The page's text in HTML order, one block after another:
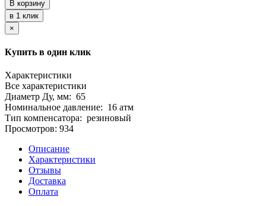
×
Купить в один клик
Характеристики
Все характеристики
Диаметр Ду, мм: 65
Номинальное давление: 16 атм
Тип компенсатора: резиновый
Просмотров: 934
Описание
Характеристики
Отзывы
Доставка
Оплата